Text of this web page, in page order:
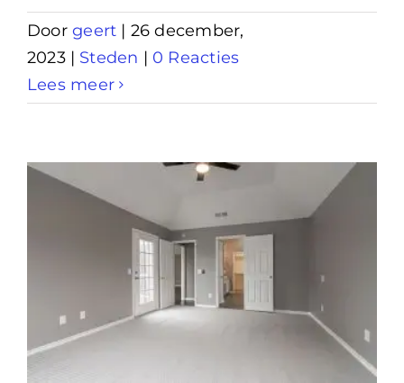
Doorgeert | 26 december,
2023 | Steden | 0 Reacties
Lees meer